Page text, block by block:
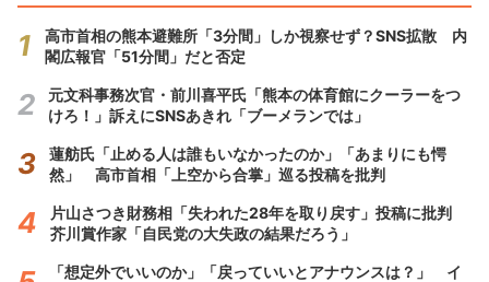
高市首相の熊本避難所「3分間」しか視察せず？SNS拡散 内
閣広報官「51分間」だと否定
元文科事務次官・前川喜平氏「熊本の体育館にクーラーをつ
けろ！」訴えにSNSあきれ「ブーメランでは」
蓮舫氏「止める人は誰もいなかったのか」「あまりにも愕
然」 高市首相「上空から合掌」巡る投稿を批判
片山さつき財務相「失われた28年を取り戻す」投稿に批判
芥川賞作家「自民党の大失政の結果だろう」
「想定外でいいのか」「戻っていいとアナウンスは？」 イ